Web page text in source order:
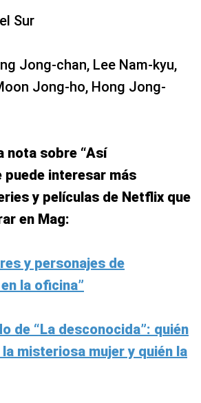
Sur
Jong-chan, Lee Nam-kyu,
Jong-ho, Hong Jong-
nota sobre “Así
puede interesar más
y películas de Netflix que
en Mag:
y personajes de
la oficina”
de “La desconocida”: quién
misteriosa mujer y quién la